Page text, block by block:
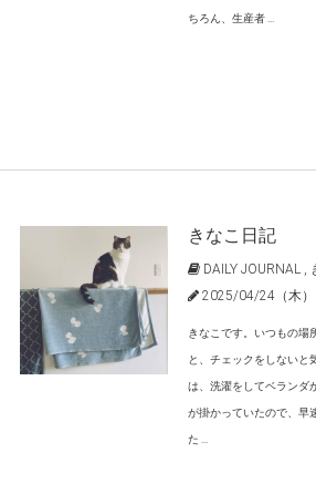
ちろん、生産者 ...
きなこ日記
DAILY JOURNAL ,
2025/04/24（木）
きなこです。いつもの場
と、チェックをしないと
は、洗濯をしてベランダ
が掛かっていたので、早
た ...